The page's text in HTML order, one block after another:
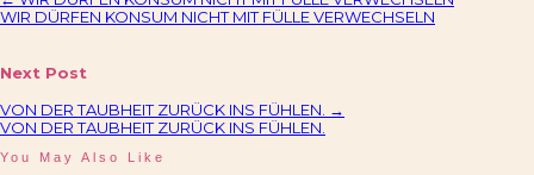
WIR DÜRFEN KONSUM NICHT MIT FÜLLE VERWECHSELN
Next Post
VON DER TAUBHEIT ZURÜCK INS FÜHLEN. →
VON DER TAUBHEIT ZURÜCK INS FÜHLEN.
You May Also Like